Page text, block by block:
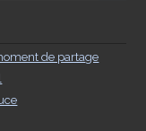
de partage